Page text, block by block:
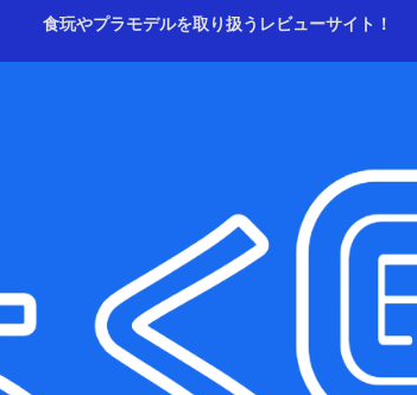
食玩やプラモデルを取り扱うレビューサイト！